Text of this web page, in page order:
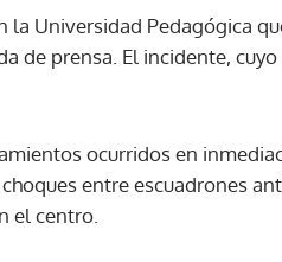
la Universidad Pedagógica
de prensa. El incidente,
ocurridos en
entre escuadrones
el centro.